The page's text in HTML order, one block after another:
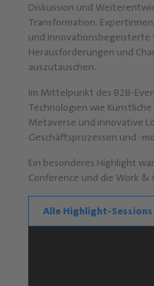
Diskussion und
Transformation.
und Innovationsbegeisterte
Herausforderungen und
auszutauschen.
Im Mittelpunkt des B2B-
Technologien wie
Metaverse und innovative
Geschäftsprozessen und -
Ein besonderes Highlight
Conference und die Work &
Alle Highlight-